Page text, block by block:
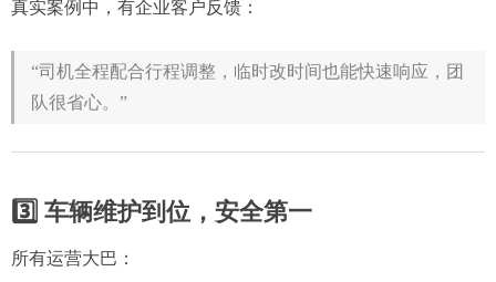
真实案例中，有企业客户反馈：
“司机全程配合行程调整，临时改时间也能快速响应，团
队很省心。”
3️⃣ 车辆维护到位，安全第一
所有运营大巴：